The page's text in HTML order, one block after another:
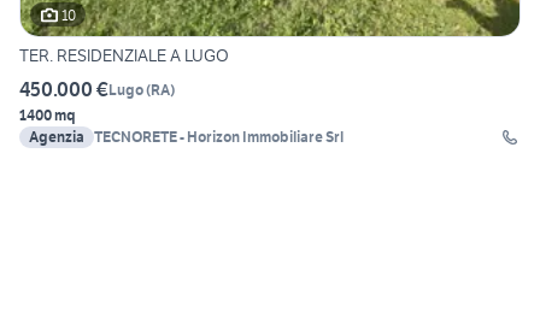
10
TER. RESIDENZIALE A LUGO
450.000 €Lugo(RA)
1400 mq
Agenzia TECNORETE - Horizon Immobiliare Srl